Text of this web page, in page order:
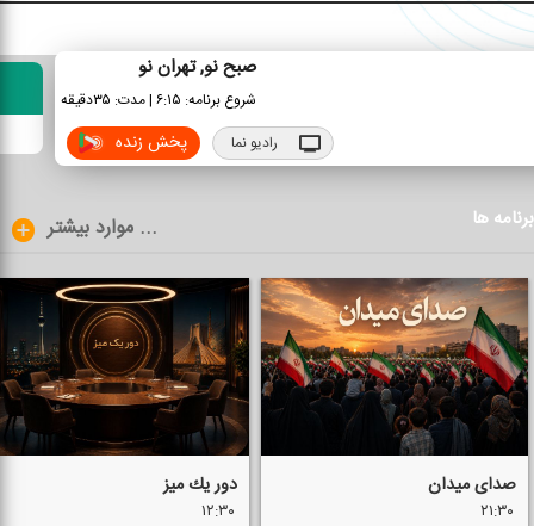
صبح نو, تهران نو
شروع برنامه: ۶:۱۵ |مدت: ۳۵دقیقه
پخش زنده رادیو نما
برنامه ها موارد بیشتر ...
صدای میدان
۲۱:۳۰
دور یك میز
۱۲:۳۰